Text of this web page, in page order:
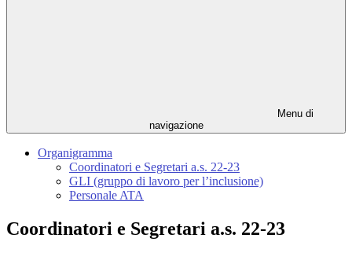
Menu di
navigazione
Organigramma
Coordinatori e Segretari a.s. 22-23
GLI (gruppo di lavoro per l’inclusione)
Personale ATA
Coordinatori e Segretari a.s. 22-23